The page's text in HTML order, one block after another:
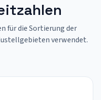
für die Sortierung der
verwendet.